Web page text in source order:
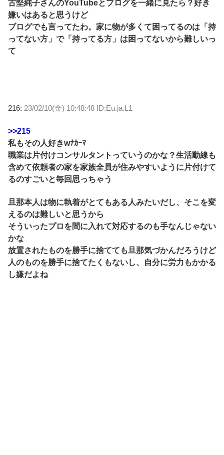
古堅純子さんのYouTubeとブログを一緒に見たら？好き
嫌いはあると思うけど
ブログでも言ってたわ。家に物が多くて困ってるのは「持
ってない方」で「持ってる方」は困ってないから難しいっ
て
216: 23/02/10(金) 10:48:48 ID:Eu.ja.L1
>>215
私もその人好きwﾅｶｰﾏ
職業は片付けコンサルタントっていうのかな？生活動線も
含めて依頼者の家を家族全員が住みやすいように片付けて
るのすごいと毎回思っちゃう
旦那本人は物に執着がとてもある人みたいだし、そこを変
えるのは難しいと思うから
そういったプロを間に入れて対応するのも手なんじゃない
かな
放置されたものを勝手に捨てても旦那気づかんだろうけど
人のものを勝手に捨てたくもないし、自分に労力もかかる
し嫌だよね